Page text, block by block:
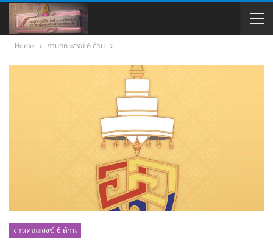
Home งานคณะสงฆ์ 6 ด้าน
งานคณะสงฆ์ 6 ด้าน